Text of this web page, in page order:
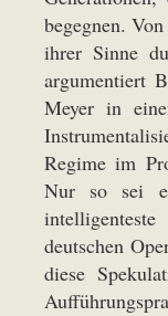
begegnen.
ihrer Sinne
argumentiert
Meyer in
Regime im
Nur so sei
deutschen
diese